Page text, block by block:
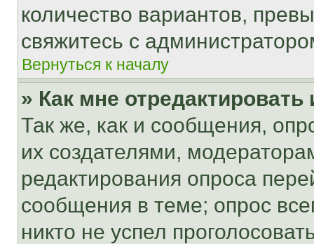
количество вариантов,
свяжитесь с
Вернуться к началу
» Как мне
Так же, как и сообщения,
их создателями,
редактирования опроса
сообщения в теме; опрос
никто не успел